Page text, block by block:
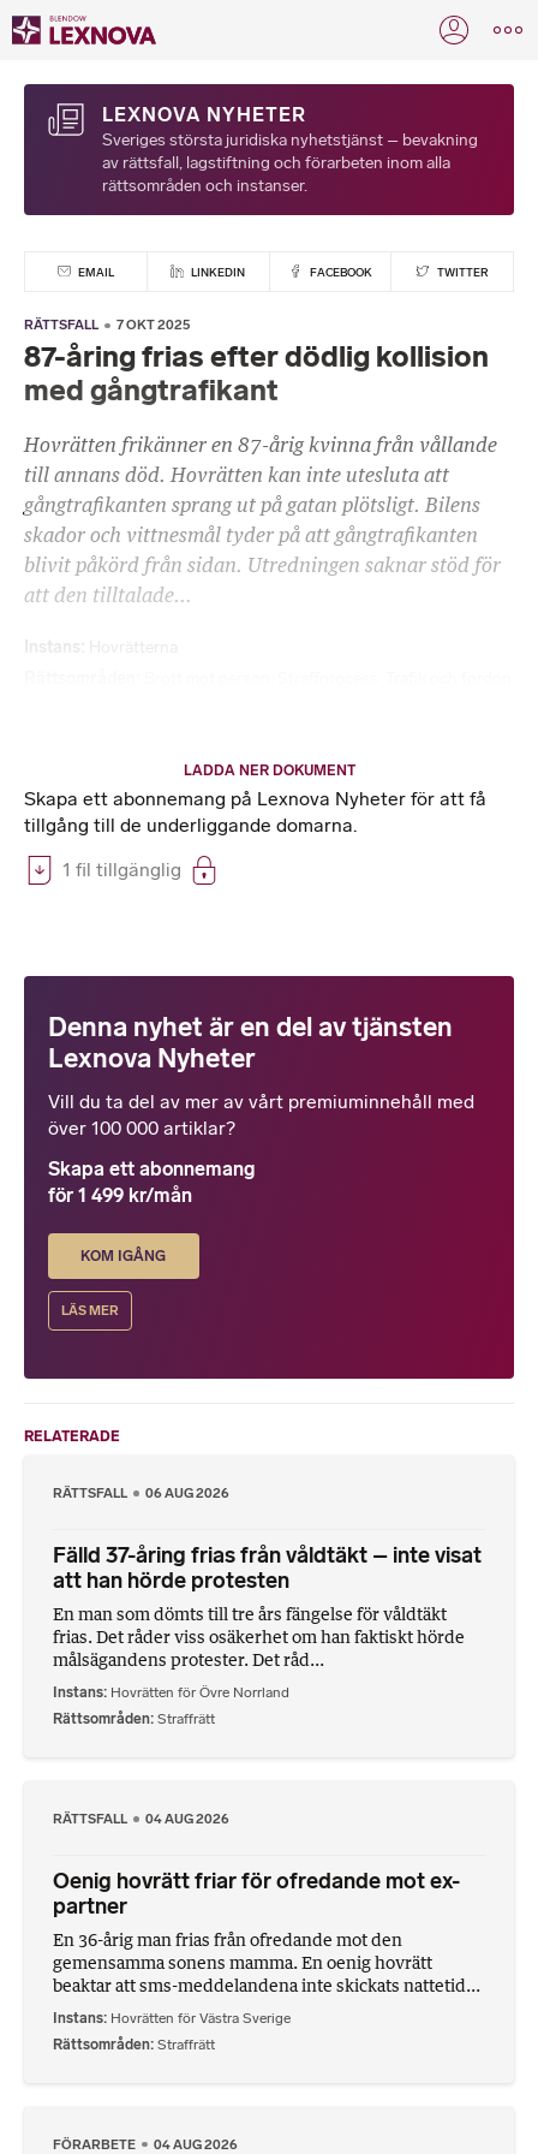
LEXNOVA NYHETER
Sveriges största juridiska nyhetstjänst – bevakning
av rättsfall, lagstiftning och förarbeten inom alla
rättsområden och instanser.
EMAIL LINKEDIN FACEBOOK TWITTER
RÄTTSFALL 7 OKT 2025
87-åring frias efter dödlig kollision
med gångtrafikant
Hovrätten frikänner en 87-årig kvinna från vållande
till annans död. Hovrätten kan inte utesluta att
gångtrafikanten sprang ut på gatan plötsligt. Bilens
skador och vittnesmål tyder på att gångtrafikanten
blivit påkörd från sidan. Utredningen saknar stöd för
att den tilltalade...
Hovrätterna
LADDA NER DOKUMENT
Skapa ett abonnemang på Lexnova Nyheter för att få
tillgång till de underliggande domarna.
1 fil tillgänglig
Denna nyhet är en del av tjänsten
Lexnova Nyheter
Vill du ta del av mer av vårt premiuminnehåll med
över 100 000 artiklar?
Skapa ett abonnemang
för 1 499 kr/mån
KOM IGÅNG
LÄS MER
RELATERADE
RÄTTSFALL 06 AUG 2026
Fälld 37-åring frias från våldtäkt – inte visat
att han hörde protesten
En man som dömts till tre års fängelse för våldtäkt
frias. Det råder viss osäkerhet om han faktiskt hörde
målsägandens protester. Det råd...
Instans Hovrätten för Övre Norrland
Rättsområden Straffrätt
RÄTTSFALL 04 AUG 2026
Oenig hovrätt friar för ofredande mot ex-
partner
En 36-årig man frias från ofredande mot den
gemensamma sonens mamma. En oenig hovrätt
beaktar att sms-meddelandena inte skickats nattetid...
Instans Hovrätten för Västra Sverige
Rättsområden Straffrätt
FÖRARBETE 04 AUG 2026